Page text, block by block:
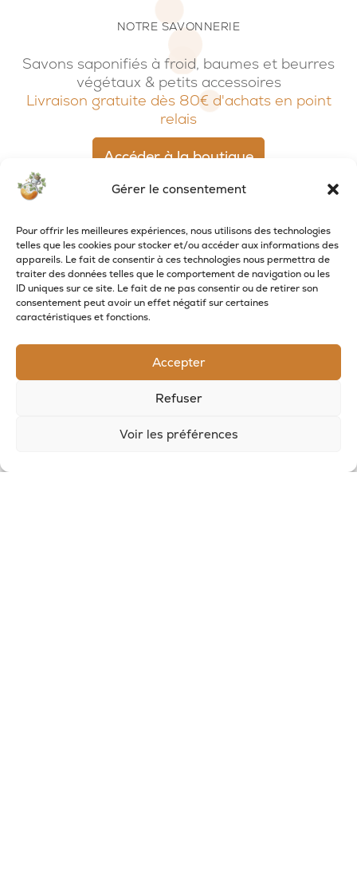
Gérer le consentement
Pour offrir les meilleures expériences, nous utilisons des technologies
telles que les cookies pour stocker et/ou accéder aux informations des
appareils. Le fait de consentir à ces technologies nous permettra de
traiter des données telles que le comportement de navigation ou les
ID uniques sur ce site. Le fait de ne pas consentir ou de retirer son
consentement peut avoir un effet négatif sur certaines
caractéristiques et fonctions.
Accepter
Refuser
Voir les préférences
NOTRE SAVONNERIE
Savons saponifiés à froid, baumes et beurres
végétaux & petits accessoires
Livraison gratuite dès 80€ d'achats en point
relais
Accéder à la boutique
RECEVOIR LES NOUVELLES DE LA SAVONNERIE
Inscrivez-vous à notre newsletter pour